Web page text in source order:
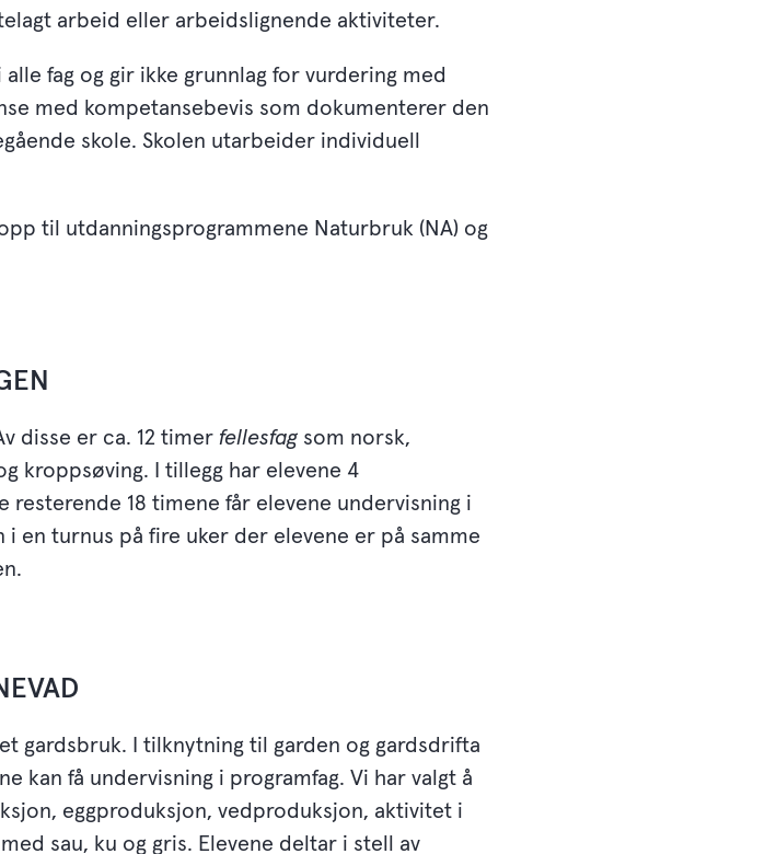
arbeid eller arbeidslignende aktiviteter.
fag og gir ikke grunnlag for vurdering med
med kompetansebevis som dokumenterer den
skole. Skolen utarbeider individuell
til utdanningsprogrammene Naturbruk (NA) og
disse er ca. 12 timer fellesfag som norsk,
kroppsøving. I tillegg har elevene 4
resterende 18 timene får elevene undervisning i
en turnus på fire uker der elevene er på samme
gardsbruk. I tilknytning til garden og gardsdrifta
kan få undervisning i programfag. Vi har valgt å
eggproduksjon, vedproduksjon, aktivitet i
sau, ku og gris. Elevene deltar i stell av